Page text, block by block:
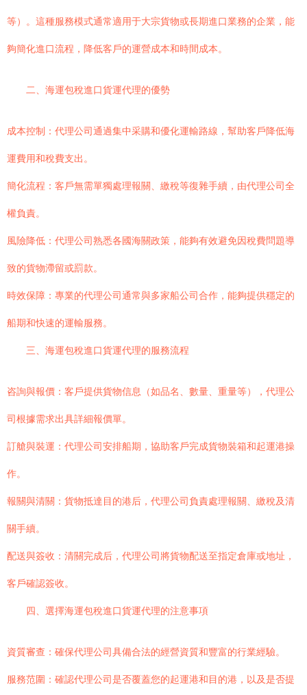
等）。這種服務模式通常適用于大宗貨物或長期進口業務的企業，能
夠簡化進口流程，降低客戶的運營成本和時間成本。
二、海運包稅進口貨運代理的優勢
成本控制：代理公司通過集中采購和優化運輸路線，幫助客戶降低海
運費用和稅費支出。
簡化流程：客戶無需單獨處理報關、繳稅等復雜手續，由代理公司全
權負責。
風險降低：代理公司熟悉各國海關政策，能夠有效避免因稅費問題導
致的貨物滯留或罰款。
時效保障：專業的代理公司通常與多家船公司合作，能夠提供穩定的
船期和快速的運輸服務。
三、海運包稅進口貨運代理的服務流程
咨詢與報價：客戶提供貨物信息（如品名、數量、重量等），代理公
司根據需求出具詳細報價單。
訂艙與裝運：代理公司安排船期，協助客戶完成貨物裝箱和起運港操
作。
報關與清關：貨物抵達目的港后，代理公司負責處理報關、繳稅及清
關手續。
配送與簽收：清關完成后，代理公司將貨物配送至指定倉庫或地址，
客戶確認簽收。
四、選擇海運包稅進口貨運代理的注意事項
資質審查：確保代理公司具備合法的經營資質和豐富的行業經驗。
服務范圍：確認代理公司是否覆蓋您的起運港和目的港，以及是否提